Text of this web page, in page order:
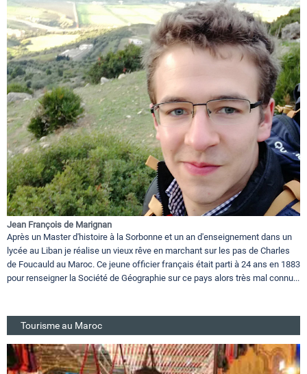
Jean François de Marignan
Après un Master d'histoire à la Sorbonne et un an d'enseignement dans un
lycée au Liban je réalise un vieux rêve en marchant sur les pas de Charles
de Foucauld au Maroc. Ce jeune officier français était parti à 24 ans en 1883
pour renseigner la Société de Géographie sur ce pays alors très mal connu...
Tourisme au Maroc